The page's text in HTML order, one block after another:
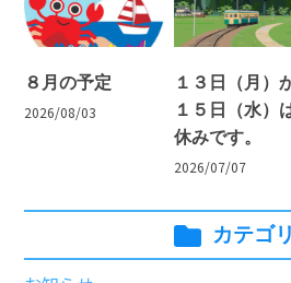
８月の予定
2026/08/03
１３日（月）
１５日（水）
休みです。
2026/07/07
カテゴ